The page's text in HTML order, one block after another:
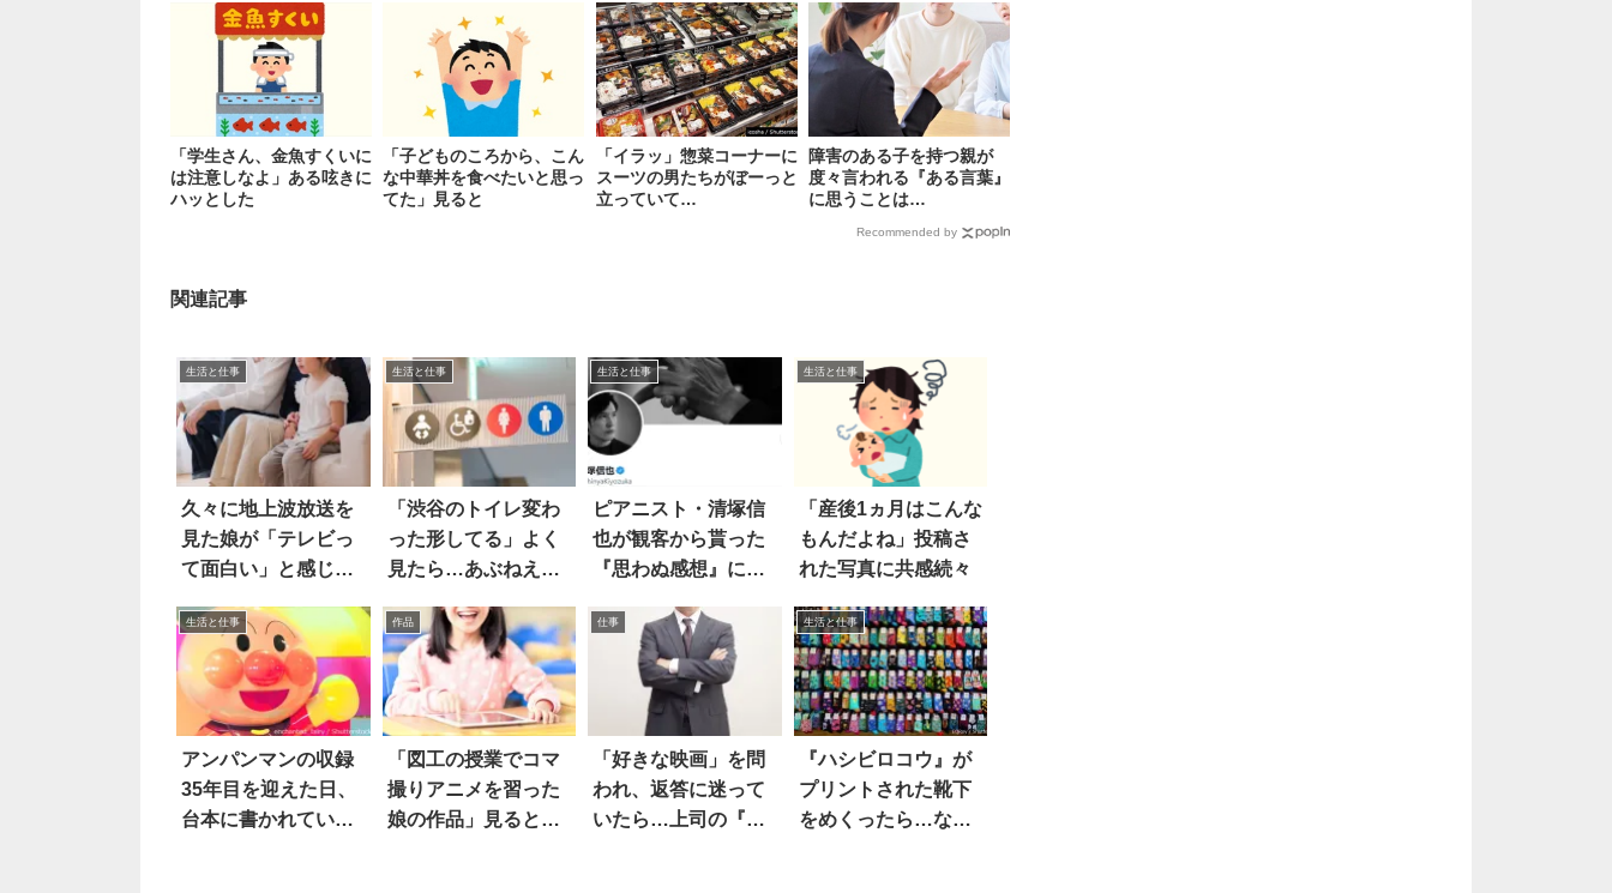
「学生さん、金魚すくいに
は注意しなよ」ある呟きに
ハッとした
「子どものころから、こん
な中華丼を食べたいと思っ
てた」見ると
「イラッ」惣菜コーナーに
スーツの男たちがぼーっと
立っていて…
障害のある子を持つ親が
度々言われる『ある言葉』
に思うことは…
Recommended by
関連記事
生活と仕事
久々に地上波放送を
見た娘が「テレビっ
て面白い」と感じた
生活と仕事
「渋谷のトイレ変わ
った形してる」よく
見たら…あぶねええ
生活と仕事
ピアニスト・清塚信
也が観客から貰った
『思わぬ感想』に笑
生活と仕事
「産後1ヵ月はこんな
もんだよね」投稿さ
れた写真に共感続々
生活と仕事
アンパンマンの収録
35年目を迎えた日、
台本に書かれていた
作品
「図工の授業でコマ
撮りアニメを習った
娘の作品」見ると…
仕事
「好きな映画」を問
われ、返答に迷って
いたら…上司の『助
生活と仕事
『ハシビロコウ』が
プリントされた靴下
をめくったら…な、